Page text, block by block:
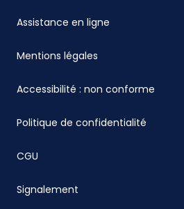
Assistance en ligne
Mentions légales
Accessibilité : non conforme
Politique de confidentialité
CGU
Signalement